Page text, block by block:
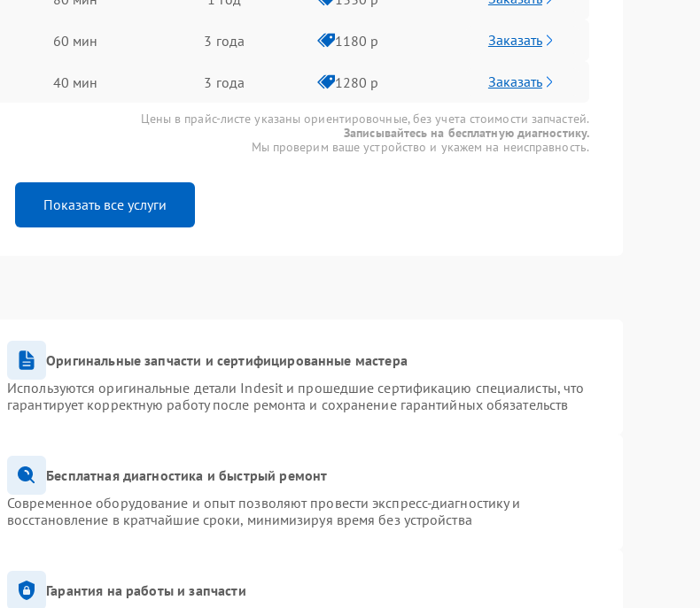
60 мин 3 года 1180 р Заказать
40 мин 3 года 1280 р Заказать
Цены в прайс-листе указаны ориентировочные, без учета стоимости запчастей.
Записывайтесь на бесплатную диагностику.
Мы проверим ваше устройство и укажем на неисправность.
Показать все услуги
Оригинальные запчасти и сертифицированные мастера
Используются оригинальные детали Indesit и прошедшие сертификацию специалисты, что
гарантирует корректную работу после ремонта и сохранение гарантийных обязательств
Бесплатная диагностика и быстрый ремонт
Современное оборудование и опыт позволяют провести экспресс-диагностику и
восстановление в кратчайшие сроки, минимизируя время без устройства
Гарантия на работы и запчасти